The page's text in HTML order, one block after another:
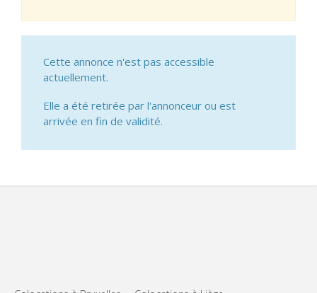
Cette annonce n'est pas accessible
actuellement.
Elle a été retirée par l'annonceur ou est
arrivée en fin de validité.